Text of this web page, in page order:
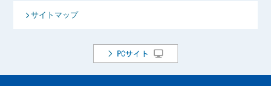
サイトマップ